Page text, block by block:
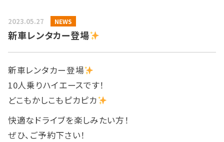
2023.05.27 NEWS
新車レンタカー登場
新車レンタカー登場
10人乗りハイエースです！
どこもかしこもピカピカ
快適なドライブを楽しみたい方！
ぜひ、ご予約下さい！